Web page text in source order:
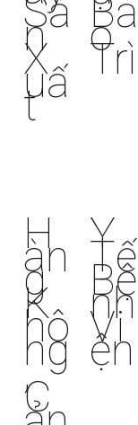
Sả
n
X
uấ
t
Bả
o
Trì
H
àn
g
K
hô
ng
,
C
Y
Tế
Bệ
nh
Vi
ện